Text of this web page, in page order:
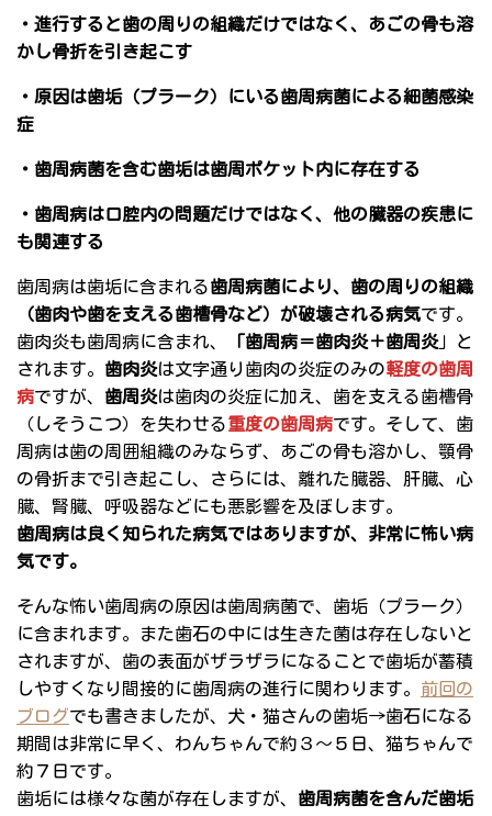
・進行すると歯の周りの組織だけではなく、あごの骨も溶
かし骨折を引き起こす
・原因は歯垢（プラーク）にいる歯周病菌による細菌感染
症
・歯周病菌を含む歯垢は歯周ポケット内に存在する
・歯周病は口腔内の問題だけではなく、他の臓器の疾患に
も関連する
歯周病は歯垢に含まれる歯周病菌により、歯の周りの組織
（歯肉や歯を支える歯槽骨など）が破壊される病気です。
歯肉炎も歯周病に含まれ、
「歯周病＝歯肉炎＋歯周炎」と
されます。 歯肉炎は文字通り歯肉の炎症のみの軽度の歯周
病ですが、 歯周炎は歯肉の炎症に加え、歯を支える歯槽骨
（しそうこつ）を失わせる重度の歯周病です。そして、歯
周病は歯の周囲組織のみならず、あごの骨も溶かし、顎骨
の骨折まで引き起こし、さらには、離れた臓器、肝臓、心
臓、腎臓、呼吸器などにも悪影響を及ぼします。
歯周病は良く知られた病気ではありますが、非常に怖い病
気です。
そんな怖い歯周病の原因は歯周病菌で、歯垢（プラーク）
に含まれます。また歯石の中には生きた菌は存在しないと
されますが、歯の表面がザラザラになることで歯垢が蓄積
しやすくなり間接的に歯周病の進行に関わります。 前回の
ブログでも書きましたが、犬・猫さんの歯垢→歯石になる
期間は非常に早く、わんちゃんで約３～５日、猫ちゃんで
約７日です。
歯垢には様々な菌が存在しますが、 歯周病菌を含んだ歯垢